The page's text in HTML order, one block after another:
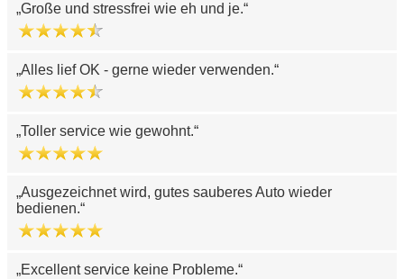
Große und stressfrei wie eh und je.
Alles lief OK - gerne wieder verwenden.
Toller service wie gewohnt.
Ausgezeichnet wird, gutes sauberes Auto wieder
bedienen.
Excellent service keine Probleme.